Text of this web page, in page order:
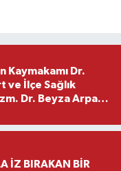
Kaymakamı Dr.
ve İlçe Sağlık
Dr. Beyza Arpacı
İZ BIRAKAN BİR